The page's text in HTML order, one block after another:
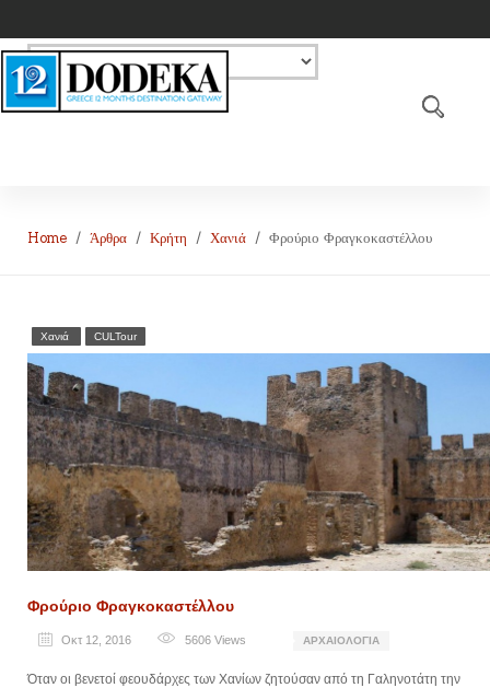
Home Άρθρα Κρήτη Χανιά Φρούριο Φραγκοκαστέλλου
Χανιά CULTour
Φρούριο Φραγκοκαστέλλου
Οκτ 12, 2016 5606 Views ΑΡΧΑΙΟΛΟΓΊΑ
Όταν οι βενετοί φεουδάρχες των Χανίων ζητούσαν από τη Γαληνοτάτη την